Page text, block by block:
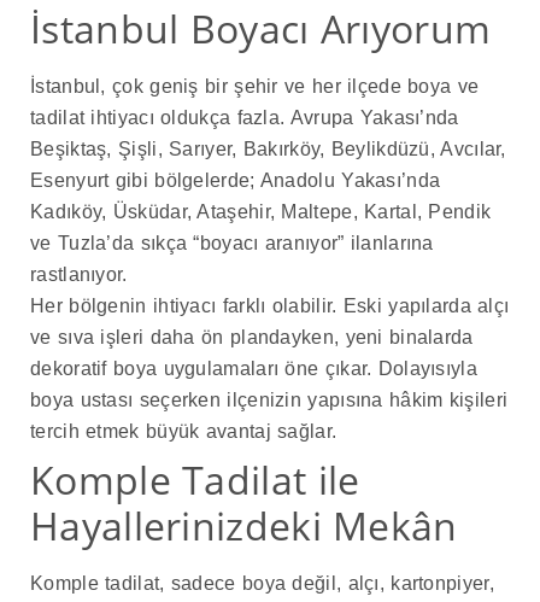
İstanbul Boyacı Arıyorum
İstanbul, çok geniş bir şehir ve her ilçede boya ve
tadilat ihtiyacı oldukça fazla. Avrupa Yakası’nda
Beşiktaş, Şişli, Sarıyer, Bakırköy, Beylikdüzü, Avcılar,
Esenyurt gibi bölgelerde; Anadolu Yakası’nda
Kadıköy, Üsküdar, Ataşehir, Maltepe, Kartal, Pendik
ve Tuzla’da sıkça “boyacı aranıyor” ilanlarına
rastlanıyor.
Her bölgenin ihtiyacı farklı olabilir. Eski yapılarda alçı
ve sıva işleri daha ön plandayken, yeni binalarda
dekoratif boya uygulamaları öne çıkar. Dolayısıyla
boya ustası seçerken ilçenizin yapısına hâkim kişileri
tercih etmek büyük avantaj sağlar.
Komple Tadilat ile
Hayallerinizdeki Mekân
Komple tadilat, sadece boya değil, alçı, kartonpiyer,